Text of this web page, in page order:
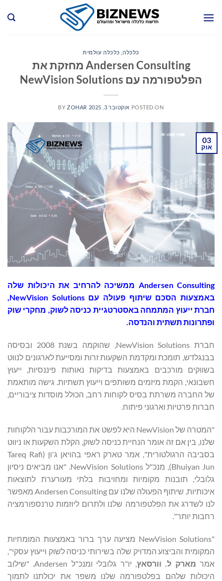
כלכלה, כלכלה עולמית
Andersen Consulting מחזקת את
הפלטפורמה עם NewVision Solutions
POSTED ON אוקטובר 3, 2025 BYZOHAR
03
אוק
Andersen Consulting ממשיכה להרחיב את היכולות שלה
באמצעות הסכם שיתוף פעולה עם NewVision Solutions,
חברת ייעוץ המתמחה באסטרטגיית כניסה לשוק, מחקרי שוק
ופתרונות תשתית והנדסה.
חברת NewVision Solutions, שהוקמה בשנת 2008 ובסיסה
בבנגלדש, תומכת ומקדמת השקעות זרות ומסייעת לארגונים לנווט
בשווקים מורכבים באמצעות בדיקות נאותות פיננסיות, ייעוץ
חשבונאי, הקמת מיזמים משותפים וייעוץ תשתיות. גישה מותאמת
של החברה משרתת בסיס לקוחות רחב, הכולל מוסדות ציבוריים,
חברות פרטיות וארגוני פיתוח.
"המטרה של NewVision היא לפשט את המורכבות עבור הלקוחות
שלנו, בין אם זה אומר הנחיית כניסה לשוק, הקלת השקעות או ניווט
בסביבה הרגולטורית", אמר טארק ראפי בהויאן ג'ון (Tareq Rafi
Bhuiyan Jun), מנכ"ל NewVision Solutions. "אנו מביאים ניסיון
גלובלי, תובנות מקומיות ומחויבות בלתי מעורערת לתוצאות
איכותיות. שיתוף הפעולה שלנו עם Andersen Consulting מאפשר
לנו לשדרג את הפלטפורמה שלנו ולתרום ליוזמות טרנספורמציה
רחבות יותר".
"NewVision Solutions מציעה ערך ברור באמצעות המומחיות
המקומית והביצוע המדויק שלה בשירותי כניסה לשוק וייעוץ עסקי",
אמר מארק ל. וורסאץ
, יו"ר גלובלי ומנכ"ל Andersen. "שילוב
היכולות שלהם בפלטפורמה שלנו משפר את יכולתנו לתמוך